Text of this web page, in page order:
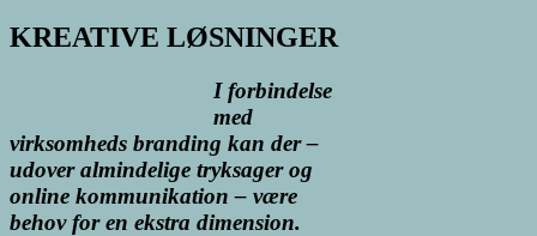
KREATIVE LØSNINGER
I forbindelse
med
virksomheds branding kan der –
udover almindelige tryksager og
online kommunikation – være
behov for en ekstra dimension.